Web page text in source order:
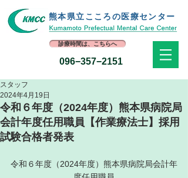
熊本県立​こころの医療センター
診療時間は、こちらへ
096−357−2151
令和６年度（2024年度）熊本県病院局
会計年度任用職員【作業療法士】採用
試験合格者発表
スタッフ
2024年4月19日
令和６年度（2024年度）熊本県病院局会計年